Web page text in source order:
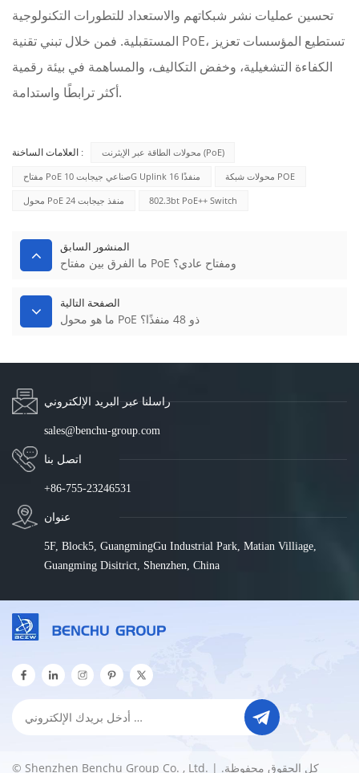
تحسين عمليات نشر شبكاتهم والاستعداد للتطورات التكنولوجية
المستقبلية. فمن خلال تبني تقنية PoE، تستطيع المؤسسات تعزيز
الكفاءة التشغيلية، وخفض التكاليف، والمساهمة في بيئة رقمية
أكثر ترابطًا واستدامة.
العلامات الساخنة :
محولات الطاقة عبر الإيثرنت (PoE)
مفتاح PoE صناعي جيجابت 10G Uplink 16 منفذًا
محولات شبكة POE
محول PoE 24 منفذ جيجابت
802.3bt PoE++ Switch
المنشور السابق
ما الفرق بين مفتاح PoE ومفتاح عادي؟
الصفحة التالية
ما هو محول PoE ذو 48 منفذًا؟
راسلنا عبر البريد الإلكتروني
sales@benchu-group.com
اتصل بنا
+86-755-23246531
عنوان
5F, Block5, GuangmingGu Industrial Park, Matian Villiage,
Guangming Disitrict, Shenzhen, China
© Shenzhen Benchu Group Co. , Ltd. كل الحقوق محفوظة. |